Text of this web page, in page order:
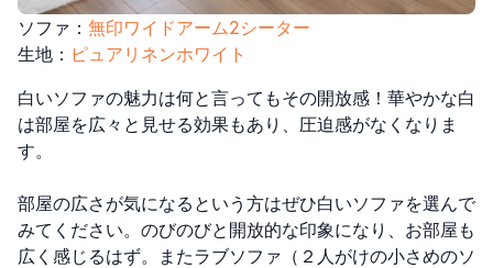
ソファ： 無印ワイドアーム2シーター
生地： ピュアリネンホワイト
白いソファの魅力は何と言ってもその開放感！華やかな白
は部屋を広々と見せる効果もあり、圧迫感がなくなりま
す。
部屋の広さが気になるという方はぜひ白いソファを選んで
みてください。のびのびと開放的な印象になり、お部屋も
広く感じるはず。またラブソファ（２人がけの小さめのソ